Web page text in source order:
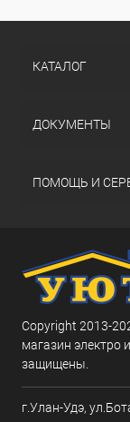
КАТАЛОГ
ДОКУМЕНТЫ
ПОМОЩЬ И
Copyright 2013-
магазин электро
защищены.
г.Улан-Удэ,